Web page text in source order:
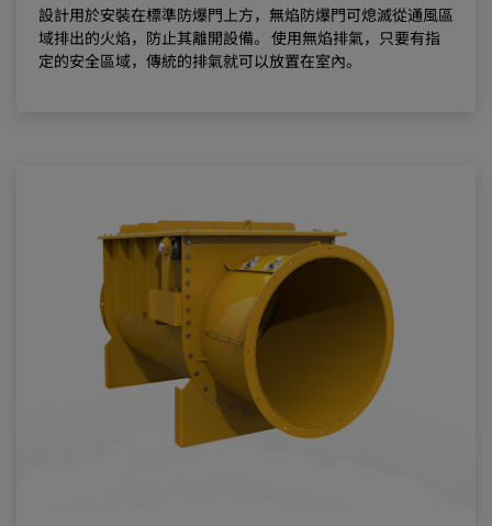
設計用於安裝在標準防爆門上方，無焰防爆門可熄滅從通風區
域排出的火焰，防止其離開設備。 使用無焰排氣，只要有指
定的安全區域，傳統的排氣就可以放置在室內。